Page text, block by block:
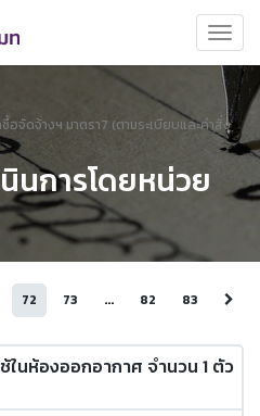
จัดจ้างฯ มาตรา7 (ตามระเบียบและคำสั่ง
นการโดยหน่วย
72 73 ... 82 83
ในห้องออกอากาศ จำนวน 1 ตัว